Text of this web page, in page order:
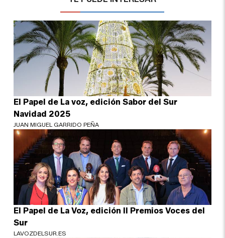
El Papel de La voz, edición Sabor del Sur
Navidad 2025
JUAN MIGUEL GARRIDO PEÑA
El Papel de La Voz, edición II Premios Voces del
Sur
LAVOZDELSUR.ES